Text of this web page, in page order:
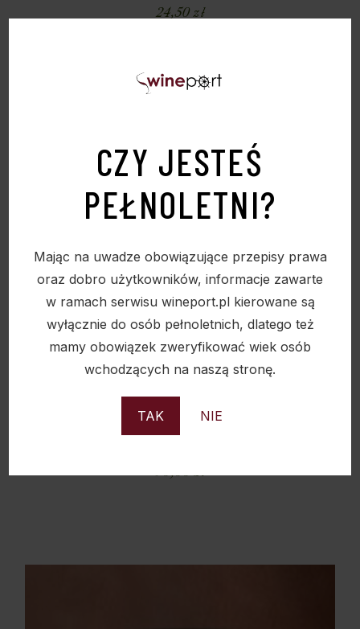
CZY JESTEŚ
PEŁNOLETNI?
Mając na uwadze obowiązujące przepisy prawa
oraz dobro użytkowników, informacje zawarte
w ramach serwisu wineport.pl kierowane są
wyłącznie do osób pełnoletnich, dlatego też
mamy obowiązek zweryfikować wiek osób
wchodzących na naszą stronę.
TAK NIE
24,50zł
CARPACCIO Z CZARNYCH TRUFFLI 75G
90,00zł